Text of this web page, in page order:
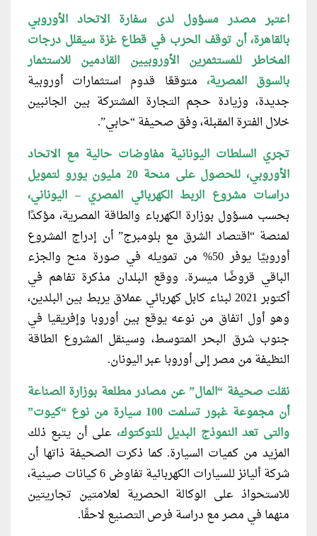
اعتبر مصدر مسؤول لدى سفارة الاتحادالأوروبي
بالقاهرة، أن توقف الحرب في قطاع غزة سيقلل درجات
المخاطر للمستثمرين الأوروبيين القادمين للاستثمار
بالسوق المصرية، متوقعًا قدوم استثمارات أوروبية
جديدة، وزيادة حجم التجارة المشتركة بين الجانبين
خلال الفترة المقبلة، وفق صحيفة “حابي”.
تجري السلطات اليونانية مفاوضات حالية مع الاتحاد
الأوروبي، للحصول على منحة 20 مليون يورو لتمويل
دراسات مشروع الربط الكهربائي المصري – اليوناني،
بحسب مسؤول بوزارة الكهرباء والطاقة المصرية، مؤكدًا
لمنصة “اقتصاد الشرق مع بلومبرج” أن إدراج المشروع
أوروبيًا يوفر 50% من تمويله في صورة منح والجزء
الباقي قروضًا ميسرة. ووقع البلدان مذكرة تفاهم في
أكتوبر 2021 لبناء كابل كهربائي عملاق يربط بين البلدين،
وهو أول اتفاق من نوعه يوقع بين أوروبا وإفريقيا في
جنوب شرق البحر المتوسط، وسينقل المشروع الطاقة
النظيفة من مصر إلى أوروبا عبر اليونان.
نقلت صحيفة “المال” عن مصادر مطلعة بوزارة الصناعة
أن مجموعة غبور تسلمت 100 سيارة من نوع “كيوت”
والتى تعد النموذج البديل للتوكتوك، على أن يتبع ذلك
المزيد من كميات السيارة. كما ذكرت الصحيفة ذاتها أن
شركة أليانز للسيارات الكهربائية تفاوض 6 كيانات صينية،
للاستحواذ على الوكالة الحصرية لعلامتين تجاريتين
منهما في مصر مع دراسة فرص التصنيع لاحقًا.